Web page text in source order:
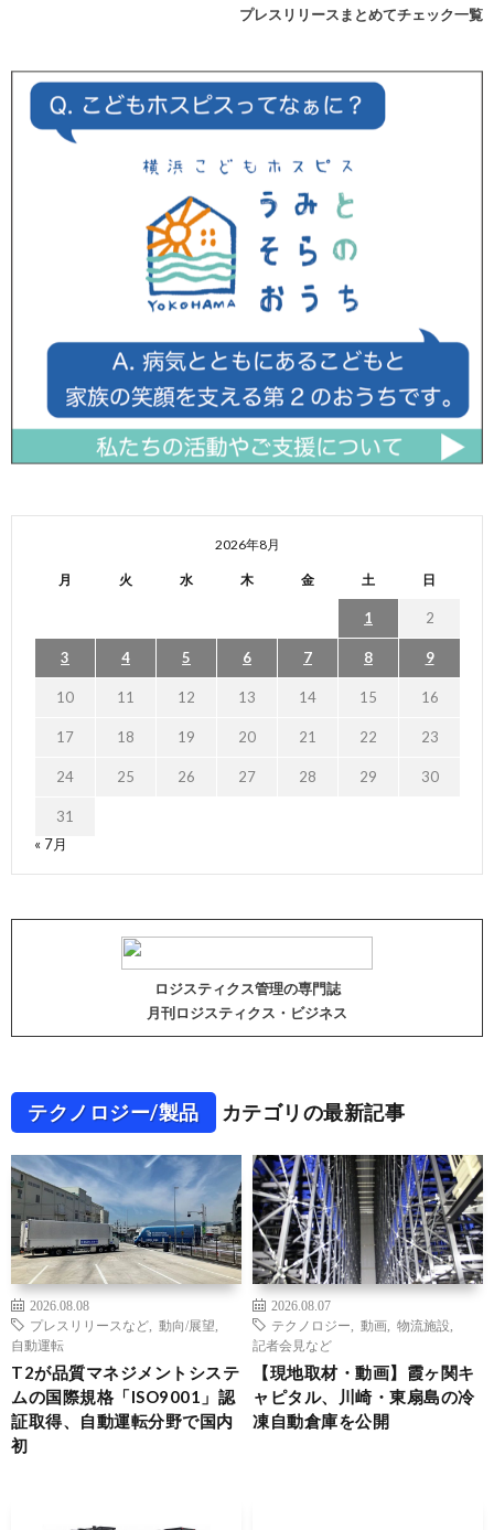
プレスリリースまとめてチェック一覧
2026年8月
月 火 水 木 金 土 日
1 2
3 4 5 6 7 8 9
10 11 12 13 14 15 16
17 18 19 20 21 22 23
24 25 26 27 28 29 30
31
« 7月
ロジスティクス管理の専門誌
月刊ロジスティクス・ビジネス
テクノロジー/製品 カテゴリの最新記事
2026.08.08
プレスリリースなど
動向/展望
自動運転
T2が品質マネジメントシステ
ムの国際規格「ISO9001」認
証取得、自動運転分野で国内
初
2026.08.07
テクノロジー
動画 物流施設
記者会見など
【現地取材・動画】霞ヶ関キ
ャピタル、川崎・東扇島の冷
凍自動倉庫を公開